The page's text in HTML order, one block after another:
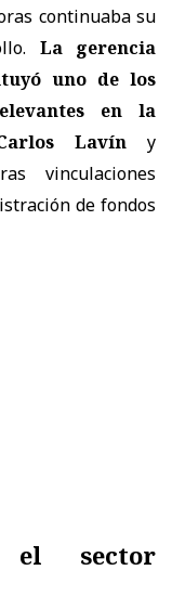
continuaba su
La gerencia
uno de los
en la
Lavín y
vinculaciones
de fondos
sector